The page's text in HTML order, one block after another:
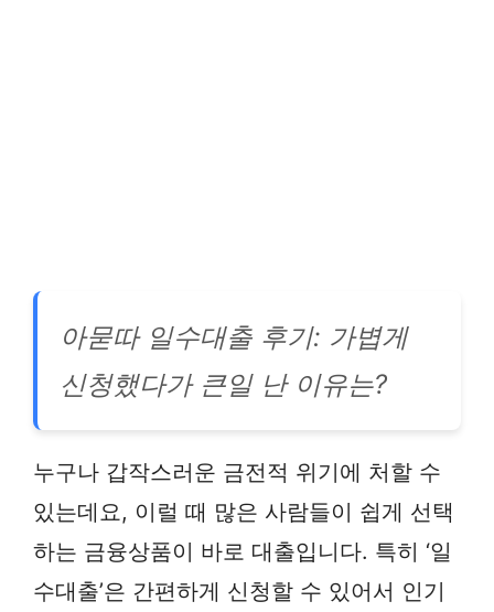
아묻따 일수대출 후기: 가볍게
신청했다가 큰일 난 이유는?
누구나 갑작스러운 금전적 위기에 처할 수
있는데요, 이럴 때 많은 사람들이 쉽게 선택
하는 금융상품이 바로 대출입니다. 특히 ‘일
수대출’은 간편하게 신청할 수 있어서 인기